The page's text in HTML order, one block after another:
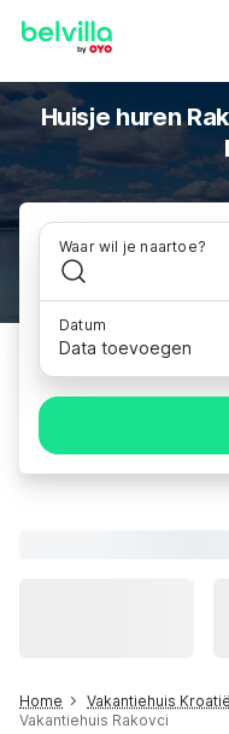
Huisje huren
Waar wil je naartoe?
Datum
Data toevoegen
Home Vakantiehuis Kroatië
Vakantiehuis Rakovci